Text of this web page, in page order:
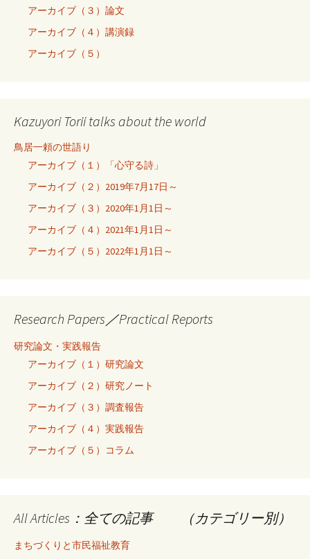
アーカイブ（３）論文
アーカイブ（４）講演録
アーカイブ（５）
Kazuyori Torii talks about the world
鳥居一頼の世語り
アーカイブ（１）「心守る詩」
アーカイブ（２）2019年7月17日～
アーカイブ（３）2020年1月1日～
アーカイブ（４）2021年1月1日～
アーカイブ（５）2022年1月1日～
Research Papers／Practical Reports
研究論文・実践報告
アーカイブ（１）研究論文
アーカイブ（２）研究ノート
アーカイブ（３）調査報告
アーカイブ（４）実践報告
アーカイブ（５）コラム
All Articles：全ての記事 （カテゴリー別）
まちづくりと市民福祉教育